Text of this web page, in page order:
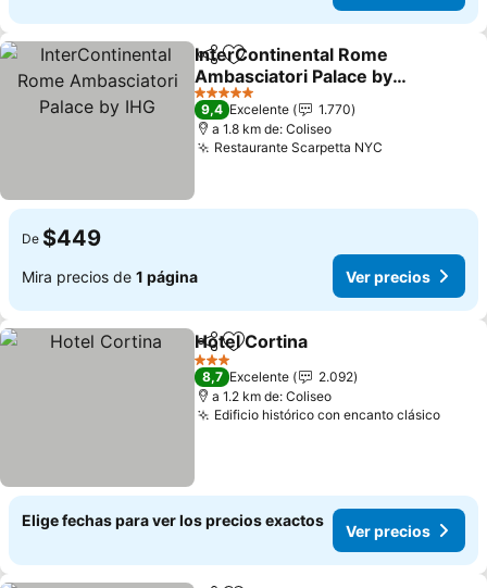
CompartirAgregar a favoritos
InterContinental Rome
Ambasciatori Palace by
IHG
Ver precios
5 Estrellas
9,4 Excelente
1.770
a 1.8 km de: Coliseo
Restaurante Scarpetta NYC
De $449
Mira precios de 1 página Ver precios
CompartirAgregar a favoritos
Hotel Cortina
3 Estrellas
8,7 Excelente
2.092
a 1.2 km de: Coliseo
Edificio histórico con encanto clásicoVer
Elige fechas para ver los precios exactos
Ver precios